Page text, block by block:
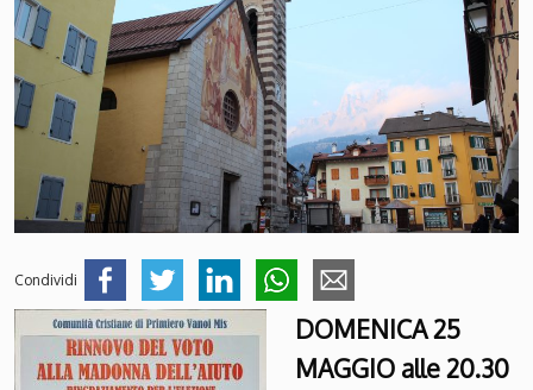
Condividi
DOMENICA 25
MAGGIO alle 20.30